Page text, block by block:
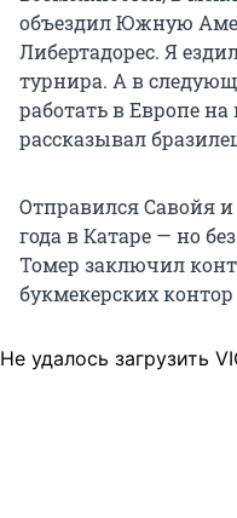
объездил Южную
Либертадорес. Я
турнира. А в
работать в Европе
рассказывал
Отправился Савойя
года в Катаре — но
Томер заключил
букмекерских
Не удалось загрузить